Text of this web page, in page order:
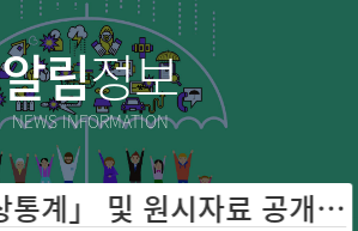
알림정보
NEWS INFORMATION
2024 퇴원손상통계」 및 원시자료 공개 ...